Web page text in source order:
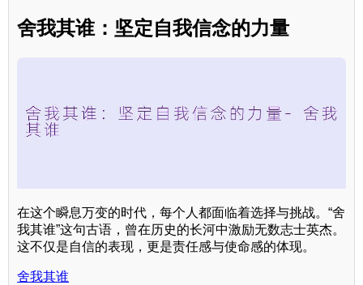
舍我其谁：坚定自我信念的力量
在这个瞬息万变的时代，每个人都面临着选择与挑战。“舍
我其谁”这句古语，曾在历史的长河中激励无数志士英杰。
这不仅是自信的表现，更是责任感与使命感的体现。
舍我其谁